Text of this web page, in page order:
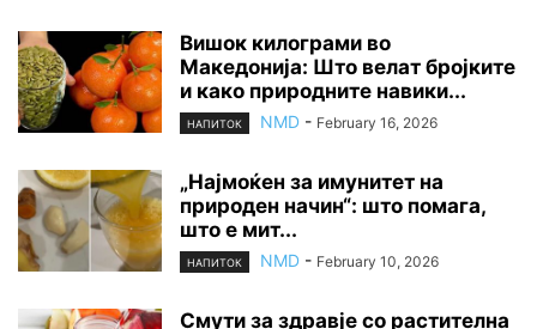
Вишок килограми во
Македонија: Што велат бројките
и како природните навики...
НАПИТОК NMD - February 16, 2026
„Најмоќен за имунитет на
природен начин“: што помага,
што е мит...
НАПИТОК NMD - February 10, 2026
Смути за здравје со растителна